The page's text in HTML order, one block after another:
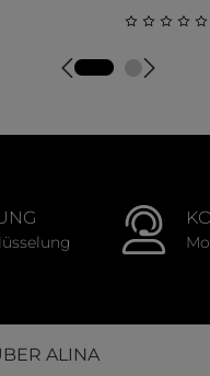
von 0 von 5 Sternen
ALINA